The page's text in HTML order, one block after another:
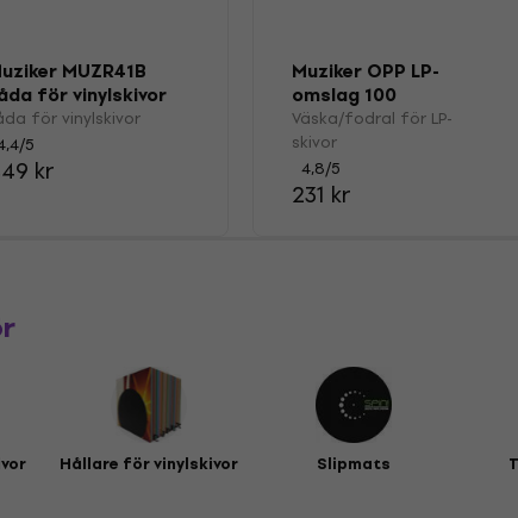
MUZR41B
för vinylskivor
för vinylskivor
/5
kr
Muziker OPP LP-
omslag 100
Väska/fodral för LP-
skivor
4,8/5
231 kr
Hållare för vinylskivor Slipmats